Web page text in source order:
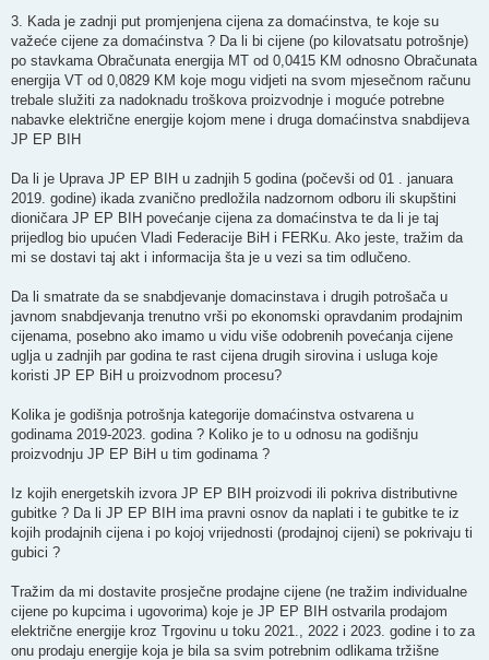
3. Kada je zadnji put promjenjena cijena za domaćinstva, te koje su
važeće cijene za domaćinstva ? Da li bi cijene (po kilovatsatu potrošnje)
po stavkama Obračunata energija MT od 0,0415 KM odnosno Obračunata
energija VT od 0,0829 KM koje mogu vidjeti na svom mjesečnom računu
trebale služiti za nadoknadu troškova proizvodnje i moguće potrebne
nabavke električne energije kojom mene i druga domaćinstva snabdijeva
JP EP BIH
Da li je Uprava JP EP BIH u zadnjih 5 godina (počevši od 01 . januara
2019. godine) ikada zvanično predložila nadzornom odboru ili skupštini
dioničara JP EP BIH povećanje cijena za domaćinstva te da li je taj
prijedlog bio upućen Vladi Federacije BiH i FERKu. Ako jeste, tražim da
mi se dostavi taj akt i informacija šta je u vezi sa tim odlučeno.
Da li smatrate da se snabdjevanje domacinstava i drugih potrošača u
javnom snabdjevanja trenutno vrši po ekonomski opravdanim prodajnim
cijenama, posebno ako imamo u vidu više odobrenih povećanja cijene
uglja u zadnjih par godina te rast cijena drugih sirovina i usluga koje
koristi JP EP BiH u proizvodnom procesu?
Kolika je godišnja potrošnja kategorije domaćinstva ostvarena u
godinama 2019-2023. godina ? Koliko je to u odnosu na godišnju
proizvodnju JP EP BiH u tim godinama ?
Iz kojih energetskih izvora JP EP BIH proizvodi ili pokriva distributivne
gubitke ? Da li JP EP BIH ima pravni osnov da naplati i te gubitke te iz
kojih prodajnih cijena i po kojoj vrijednosti (prodajnoj cijeni) se pokrivaju ti
gubici ?
Tražim da mi dostavite prosječne prodajne cijene (ne tražim individualne
cijene po kupcima i ugovorima) koje je JP EP BIH ostvarila prodajom
električne energije kroz Trgovinu u toku 2021., 2022 i 2023. godine i to za
onu prodaju energije koja je bila sa svim potrebnim odlikama tržišne